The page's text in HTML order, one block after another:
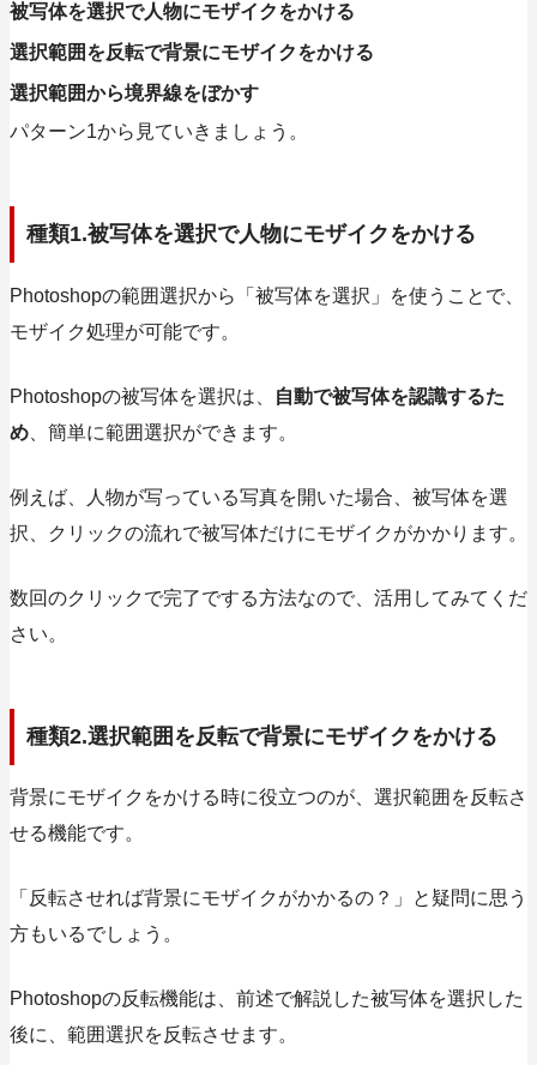
被写体を選択で人物にモザイクをかける
選択範囲を反転で背景にモザイクをかける
選択範囲から境界線をぼかす
パターン1から見ていきましょう。
種類1.被写体を選択で人物にモザイクをかける
Photoshopの範囲選択から
「被写体を選択」を使うことで、
モザイク処理が可能です。
Photoshopの被写体を選択は、
自動で被写体を認識するた
め 、簡単に範囲選択ができます。
例えば、人物が写っている写真を開いた場合、被写体を選
択、クリックの流れで被写体だけにモザイクがかかります。
数回のクリックで完了でする方法なので、活用してみてくだ
さい。
種類2.選択範囲を反転で背景にモザイクをかける
背景にモザイクをかける時に役立つのが、選択範囲を反転さ
せる機能です。
「反転させれば背景にモザイクがかかるの？」と疑問に思う
方もいるでしょう。
Photoshopの反転機能は、前述で解説した被写体を選択した
後に、範囲選択を反転させます。